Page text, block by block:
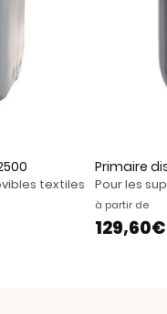
textiles
Primaire
Pour les
à partir de